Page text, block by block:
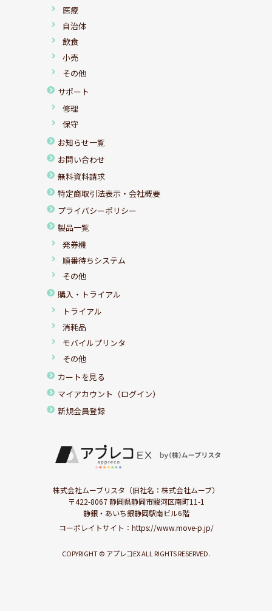
医療
自治体
飲食
小売
その他
サポート
修理
保守
お知らせ一覧
お問い合わせ
無料資料請求
特定商取引法表示・会社概要
プライバシーポリシー
製品一覧
発券機
順番待ちシステム
その他
購入・トライアル
トライアル
消耗品
モバイルプリンタ
その他
カートを見る
マイアカウント（ログイン）
新規会員登録
株式会社ムーブリスタ（旧社名：株式会社ムーブ）
〒422-8067 静岡県静岡市駿河区南町11-1
静銀・あいち銀静岡駅南ビル6階
コーポレイトサイト： https://www.move-p.jp/
COPYRIGHT © アプレコEX ALL RIGHTS RESERVED.